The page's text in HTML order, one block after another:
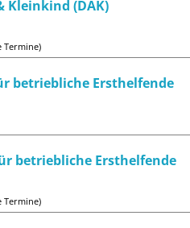
Kleinkind (DAK)
Termine)
betriebliche Ersthelfende
betriebliche Ersthelfende
Termine)